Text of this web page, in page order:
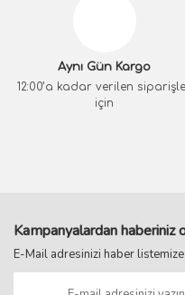
Aynı Gün Kargo
12:00’a kadar verilen
için
Kampanyalardan haberiniz
E-Mail adresinizi haber